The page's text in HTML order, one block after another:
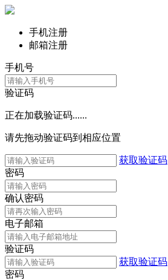
手机注册
邮箱注册
手机号
验证码
正在加载验证码......
请先拖动验证码到相应位置
获取验证码
密码
确认密码
电子邮箱
验证码
获取验证码
密码